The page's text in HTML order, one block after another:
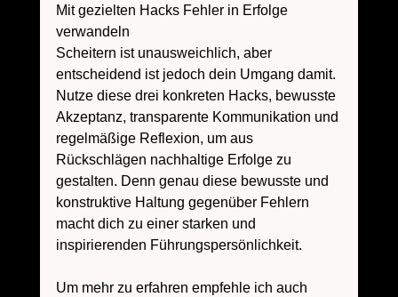
Mit gezielten Hacks Fehler in Erfolge
verwandeln
Scheitern ist unausweichlich, aber
entscheidend ist jedoch dein Umgang damit.
Nutze diese drei konkreten Hacks, bewusste
Akzeptanz, transparente Kommunikation und
regelmäßige Reflexion, um aus
Rückschlägen nachhaltige Erfolge zu
gestalten. Denn genau diese bewusste und
konstruktive Haltung gegenüber Fehlern
macht dich zu einer starken und
inspirierenden Führungspersönlichkeit.
Um mehr zu erfahren empfehle ich auch